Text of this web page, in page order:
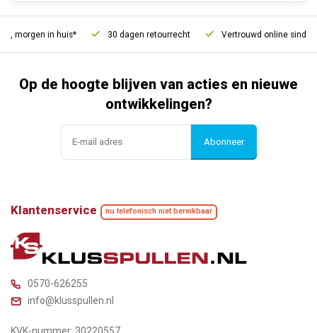
morgen in huis* 30 dagen retourrecht Vertrouwd online sinds
Op de hoogte blijven van acties en nieuwe
ontwikkelingen?
Abonneer
Klantenservice nu telefonisch niet bereikbaar
0570-626255
info@klusspullen.nl